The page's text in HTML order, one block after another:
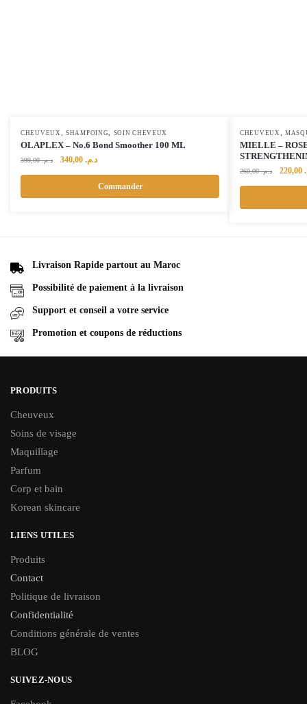
CHEUVEUX ,SHAMPOING SOIN CHEVEUX
OLAPLEX – No.6 Bond Smoother 100 ML
د.م.399,00
Le
était :
د.م.Le
actuel
est :
Commander
CHEUVEUX ,
MIELLE –
د.م.260,00
Le
était :
Livraison Rapide partout au Maroc
Possibilité de paiement à la livraison
Support et conseil a votre service
Promotion et coupons de réductions
PRODUITS
Cheuveux
Soins de visage
Maquillage
Parfum
Corp et bain
Korean skincare
LIENS UTILES
Produits
Contact
Politique de livraison
Confidentialité
Conditions générale de ventes
BLOG
SUIVEZ-NOUS